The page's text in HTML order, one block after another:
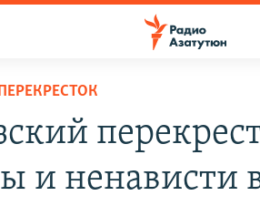
и ненависти